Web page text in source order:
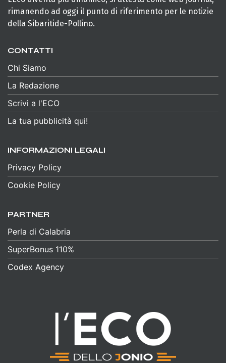
rimanendo ad oggi il punto di riferimento per le notizie
della Sibaritide-Pollino.
CONTATTI
Chi Siamo
La Redazione
Scrivi a l'ECO
La tua pubblicità qui!
INFORMAZIONI LEGALI
Privacy Policy
Cookie Policy
PARTNER
Perla di Calabria
SuperBonus 110%
Codex Agency